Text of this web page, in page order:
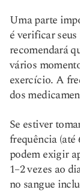
Uma parte
é verificar
recomendará
vários
exercício. A
dos
Se estiver
frequência (até
podem exigir
1–2 vezes ao
no sangue